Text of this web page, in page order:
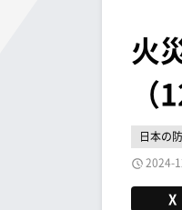
火
（
日本の
2024-
X